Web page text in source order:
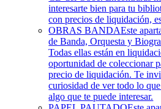
interesarte bien para tu
con precios de liquidación,
OBRAS BANDAEste
de Banda, Orquesta y
Todas ellas están en
oportunidad de coleccionar
precio de liquidación. Te
curiosidad de ver todo lo
algo que te puede interesar.